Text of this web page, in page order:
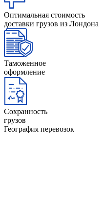
Оптимальная стоимость
доставки грузов из Лондона
Таможенное
оформление
Сохранность
грузов
География перевозок